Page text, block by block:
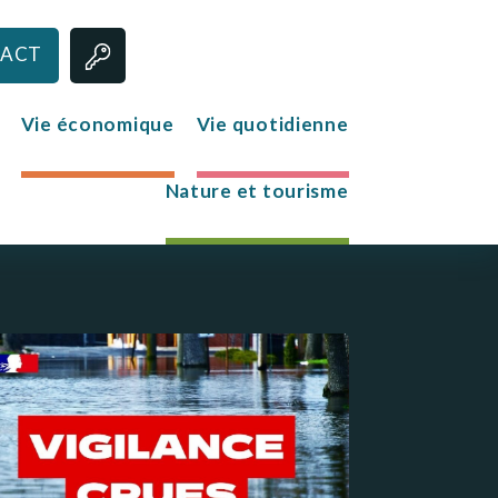
Le club des jeunes
Mission Locale
Vie économique Vie quotidienne
Nature et tourisme